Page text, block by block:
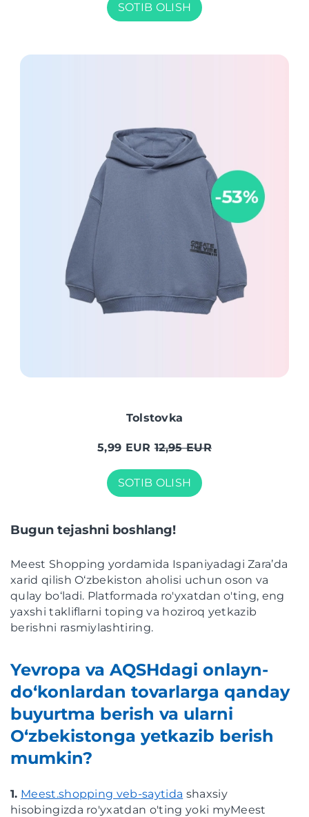
SOTIB OLISH
Tolstovka
5,99 EUR 12,95 EUR
SOTIB OLISH
Bugun tejashni boshlang!
Meest Shopping yordamida Ispaniyadagi Zara’da
xarid qilish O‘zbekiston aholisi uchun oson va
qulay bo‘ladi. Platformada ro'yxatdan o'ting, eng
yaxshi takliflarni toping va hoziroq yetkazib
berishni rasmiylashtiring.
Yevropa va AQSHdagi onlayn-
do‘konlardan tovarlarga qanday
buyurtma berish va ularni
O‘zbekistonga yetkazib berish
mumkin?
1. Meest.shopping veb-saytida shaxsiy
hisobingizda ro'yxatdan o'ting yoki myMeest